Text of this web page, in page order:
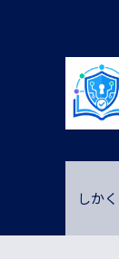
しか